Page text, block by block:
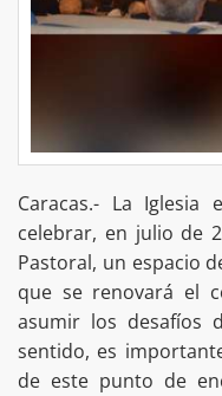
Caracas.- La Iglesia
celebrar, en julio de
Pastoral, un espacio
que se renovará el
asumir los desafíos
sentido, es
de este punto de